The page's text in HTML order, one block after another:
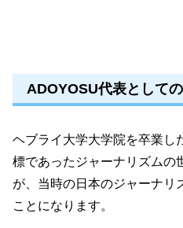
ADOYOSU代表として
ヘブライ大学大学院を卒業し
標であったジャーナリズムの
が、当時の日本のジャーナリ
ことになります。